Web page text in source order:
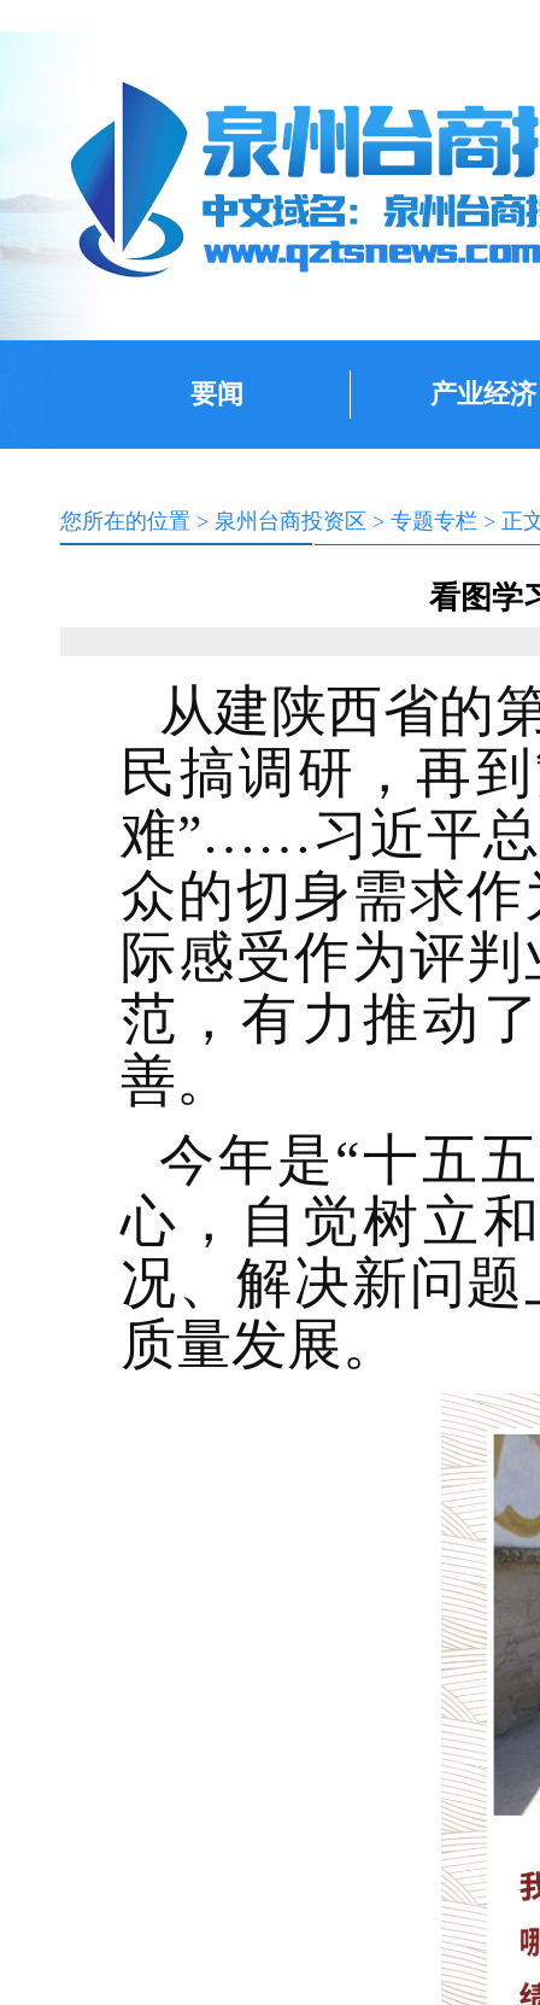
要闻 产业经济
您所在的位置 > 泉州台商投资区 > 专题专栏 > 正
看图学
从建陕西省的
民搞调研，再
难”……习近平总
众的切身需求
际感受作为评
范，有力推动
善。
今年是“十五
心，自觉树立
况、解决新问
质量发展。